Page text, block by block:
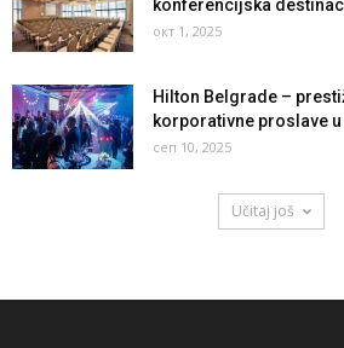
konferencijska
окт 1, 2025
Hilton Belgrade –
korporativne proslave
сеп 10, 2025
Učitaj još